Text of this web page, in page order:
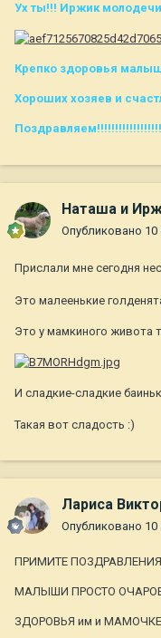
Ух ты!!! Иржик
Крепко здоровья
Хороших хозяев и
Наташа и
Опубликовано 10
Прислали мне сегодня
Это малеенькие
Это у мамкиного живота
И сладкие-сладкие
Такая вот сладость :)
Лариса
Опубликовано 10
ПРИМИТЕ
МАЛЫШИ ПРОСТО
ЗДОРОВЬЯ им и